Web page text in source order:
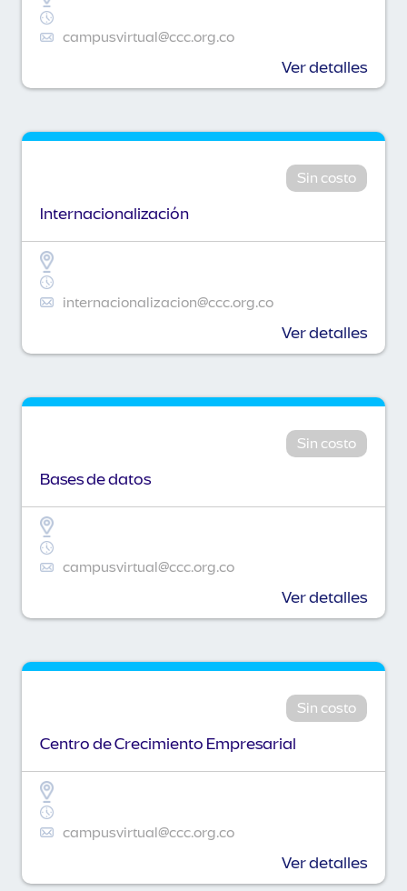
campusvirtual@ccc.org.co
Ver detalles
Sin costo
Internacionalización
internacionalizacion@ccc.org.co
Ver detalles
Sin costo
Bases de datos
campusvirtual@ccc.org.co
Ver detalles
Sin costo
Centro de Crecimiento Empresarial
campusvirtual@ccc.org.co
Ver detalles